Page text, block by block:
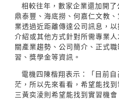
相較往年，數家企業還加開了
鼎泰豐、海底撈、何嘉仁文教
業透過近距離傳達公司訊息，
介紹或其他方式針對所需專業
關產業趨勢、公司簡介、正式
習、獎學金等資訊。
電機四陳楷翔表示：「目前
茫，所以先來看看，希望能找
三黃奕淩則希望能找到實習機